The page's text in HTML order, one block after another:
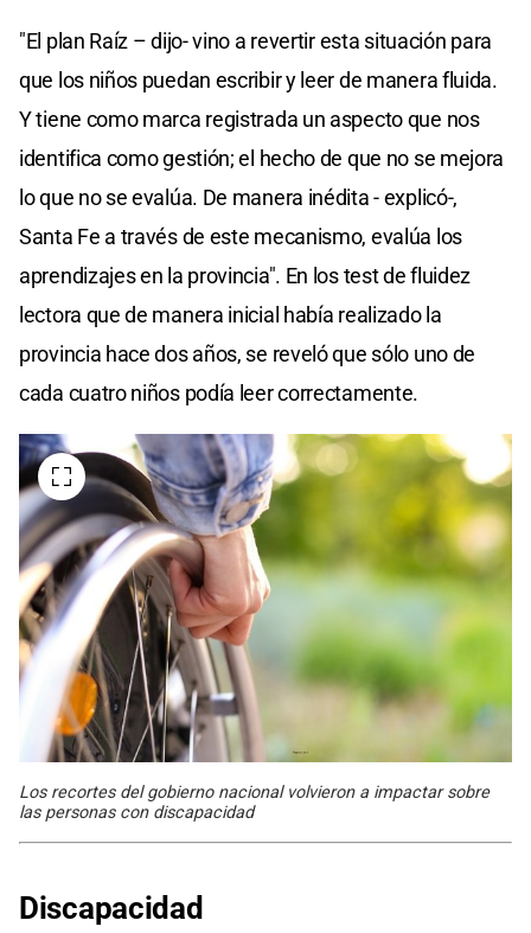
"El plan Raíz – dijo- vino a revertir esta situación para
que los niños puedan escribir y leer de manera fluida.
Y tiene como marca registrada un aspecto que nos
identifica como gestión; el hecho de que no se mejora
lo que no se evalúa. De manera inédita - explicó-,
Santa Fe a través de este mecanismo, evalúa los
aprendizajes en la provincia". En los test de fluidez
lectora que de manera inicial había realizado la
provincia hace dos años, se reveló que sólo uno de
cada cuatro niños podía leer correctamente.
Los recortes del gobierno nacional volvieron a impactar sobre
las personas con discapacidad
Discapacidad